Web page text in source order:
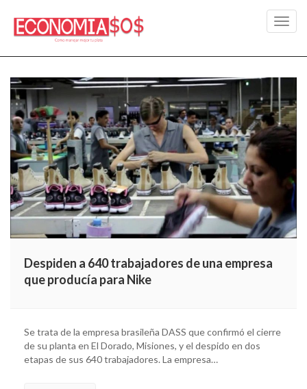
Despiden a 640 trabajadores de una empresa
que producía para Nike
Se trata de la empresa brasileña DASS que confirmó el cierre
de su planta en El Dorado, Misiones, y el despido en dos
etapas de sus 640 trabajadores. La empresa…